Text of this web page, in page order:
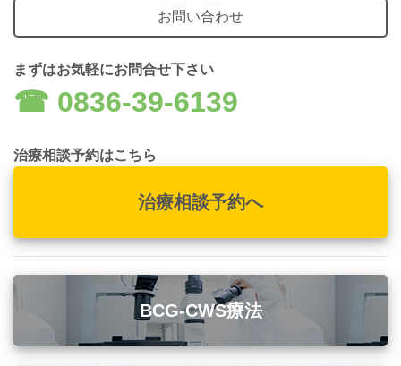
お問い合わせ
まずはお気軽にお問合せ下さい
☎︎ 0836-39-6139
治療相談予約はこちら
治療相談予約へ
BCG-CWS療法